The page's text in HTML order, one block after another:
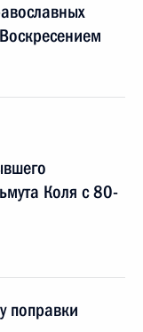
Коля с 80-
поправки